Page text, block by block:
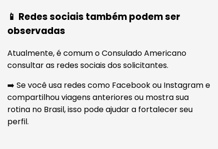
📱 Redes sociais também podem ser
observadas
Atualmente, é comum o Consulado Americano
consultar as redes sociais dos solicitantes.
➡️ Se você usa redes como Facebook ou Instagram e
compartilhou viagens anteriores ou mostra sua
rotina no Brasil, isso pode ajudar a fortalecer seu
perfil.